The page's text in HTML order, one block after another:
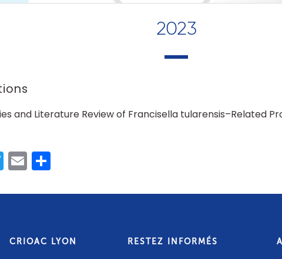
2023
and Literature Review of Francisella tularensis–Related
Twitter
Email
CRIOAC LYON RESTEZ INFORMÉS